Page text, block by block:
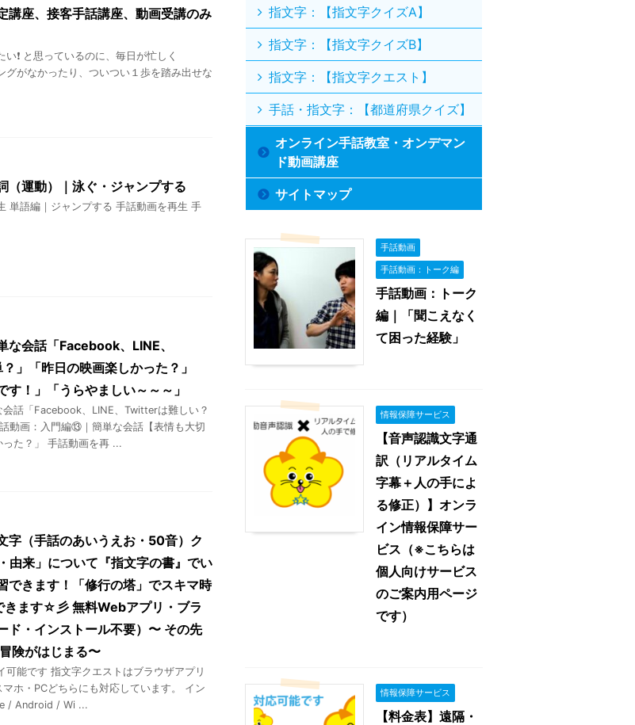
講座、接客手話講座、動画受講のみ
❗ と思っているのに、毎日が忙しく
グがなかったり、ついつい１歩を踏み出せな
（運動）｜泳ぐ・ジャンプする
単語編｜ジャンプする 手話動画を再生 手
な会話「Facebook、LINE、
」「昨日の映画楽しかった？」
す！」「うらやましい～～～」
話「Facebook、LINE、Twitterは難しい？
動画：入門編⑬｜簡単な会話【表情も大切
た？」 手話動画を再 ...
字（手話のあいうえお・50音）ク
由来」について『指文字の書』でい
できます！「修行の塔」でスキマ時
きます☆彡 無料Webアプリ・ブラ
ド・インストール不要）〜 その先
険がはじまる〜
能です 指文字クエストはブラウザアプリ
マホ・PCどちらにも対応しています。 イン
/ Android / Wi ...
指文字：【指文字クイズA】
指文字：【指文字クイズB】
指文字：【指文字クエスト】
手話・指文字：【都道府県クイズ】
オンライン手話教室・オンデマン
ド動画講座
サイトマップ
手話動画
手話動画：トーク編
手話動画：トーク
編｜「聞こえなく
て困った経験」
情報保障サービス
【音声認識文字通
訳（リアルタイム
字幕＋人の手によ
る修正）】オンラ
イン情報保障サー
ビス（※こちらは
個人向けサービス
のご案内用ページ
です）
情報保障サービス
【料金表】遠隔・